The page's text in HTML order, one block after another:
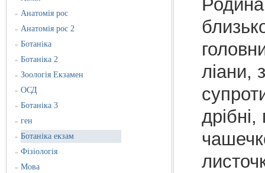
» Анатомія рос
» Анатомія рос 2
» Ботаніка
» Ботаніка 2
» Зоологія Екзамен
» ОСД
» Ботаніка 3
» ген
» Ботаніка екзам
» Фізіологія
» Мова
ліани,